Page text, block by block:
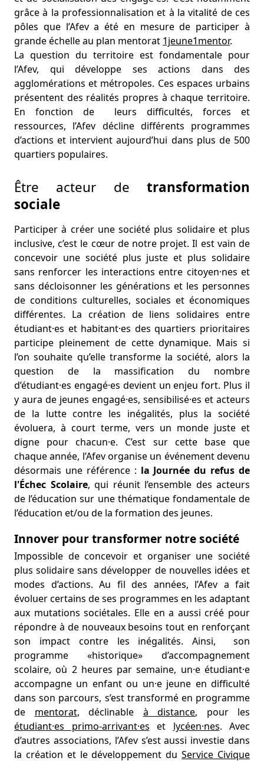
grâce à la professionnalisation et à la vitalité de ces
pôles que l’Afev a été en mesure de participer à
grande échelle au plan mentorat 1jeune1mentor.
La question du territoire est fondamentale pour
l’Afev, qui développe ses actions dans des
agglomérations et métropoles. Ces espaces urbains
présentent des réalités propres à chaque territoire.
En fonction de leurs difficultés, forces et
ressources, l’Afev décline différents programmes
d’actions et intervient aujourd’hui dans plus de 500
quartiers populaires.
Être acteur de transformation
sociale
Participer à créer une société plus solidaire et plus
inclusive, c’est le cœur de notre projet. Il est vain de
concevoir une société plus juste et plus solidaire
sans renforcer les interactions entre citoyen·nes et
sans décloisonner les générations et les personnes
de conditions culturelles, sociales et économiques
différentes. La création de liens solidaires entre
étudiant·es et habitant·es des quartiers prioritaires
participe pleinement de cette dynamique. Mais si
l’on souhaite qu’elle transforme la société, alors la
question de la massification du nombre
d’étudiant·es engagé·es devient un enjeu fort. Plus il
y aura de jeunes engagé·es, sensibilisé·es et acteurs
de la lutte contre les inégalités, plus la société
évoluera, à court terme, vers un monde juste et
digne pour chacun·e. C’est sur cette base que
chaque année, l’Afev organise un événement devenu
désormais une référence : la Journée du refus de
l'Échec Scolaire, qui réunit l’ensemble des acteurs
de l’éducation sur une thématique fondamentale de
l’éducation et/ou de la formation des jeunes.
Innover pour transformer notre société
Impossible de concevoir et organiser une société
plus solidaire sans développer de nouvelles idées et
modes d’actions. Au fil des années, l’Afev a fait
évoluer certains de ses programmes en les adaptant
aux mutations sociétales. Elle en a aussi créé pour
répondre à de nouveaux besoins tout en renforçant
son impact contre les inégalités. Ainsi, son
programme «historique» d’accompagnement
scolaire, où 2 heures par semaine, un·e étudiant·e
accompagne un enfant ou un·e jeune en difficulté
dans son parcours, s’est transformé en programme
de mentorat, déclinable à distance, pour les
étudiant·es primo-arrivant·es et lycéen·nes. Avec
d’autres associations, l’Afev s’est aussi investie dans
la création et le développement duService Civique